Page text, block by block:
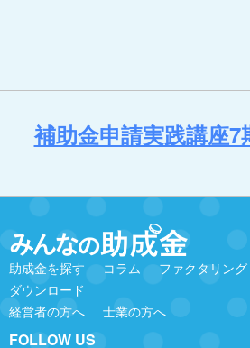
補助金申請実践講座7
助成金を探す コラム ファクタリング
ダウンロード
経営者の方へ
士業の方へ
FOLLOW US